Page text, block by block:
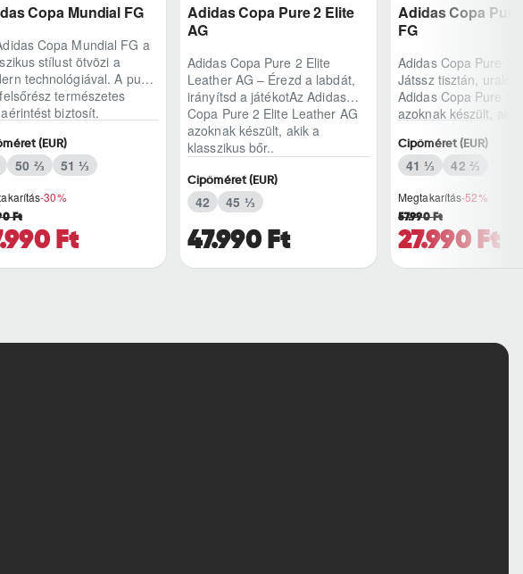
Copa Mundial FG
Copa Mundial FG a
stílust ötvözi a
technológiával. A puha
természetes
biztosít.
-30%
Ft
Ft
(EUR)
50 ⅔ 51 ⅓
Adidas Copa Pure 2 Elite
AG
Adidas Copa Pure 2 Elite
Leather AG – Érezd a labdát,
irányítsd a játékotAz Adidas
Copa Pure 2 Elite Leather AG
azoknak készült, akik a
klasszikus bőr..
47.990 Ft
Cipőméret (EUR)
42 45 ⅓
Adidas Copa
FG
Adidas Copa Pure 2
Játssz tisztán, urald
Adidas Copa Pure 2
azoknak készült,
pá..
Megtakarítás-52%
27.990 Ft
57.990 Ft
Cipőméret (EUR)
41 ⅓ 42 ⅔